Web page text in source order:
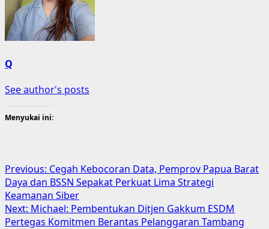
Q
See author's posts
Menyukai ini:
Post
navigation
Previous: Cegah Kebocoran Data, Pemprov Papua Barat
Daya dan BSSN Sepakat Perkuat Lima Strategi
Keamanan Siber
Next: Michael: Pembentukan Ditjen Gakkum ESDM
Pertegas Komitmen Berantas Pelanggaran Tambang